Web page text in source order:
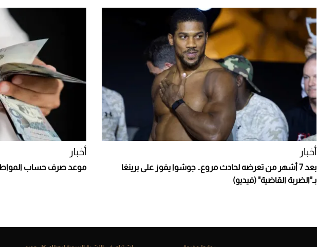
أخبار
بعد 7 أشهر من تعرضه لحادث مروع.. جوشوا يفوز على برينغا
بـ"الضربة القاضية" (فيديو)
أخبار
موعد صرف حساب